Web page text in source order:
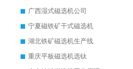
广西湿式磁选机公司
宁夏磁铁矿干式磁选机
湖北铁矿磁选机生产线
重庆平板磁选机选钛